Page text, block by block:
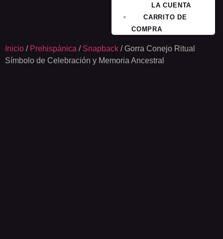
LA CUENTA
CARRITO DE
COMPRA
Inicio / Prehispánica / Snapback / Gorra Conejo Ritual
Símbolo de Celebración y Memoria Ancestral